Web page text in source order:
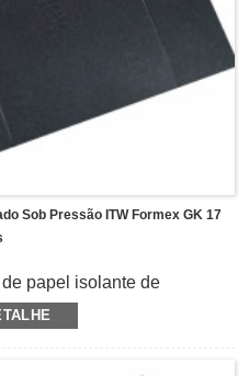
Sob Pressão ITW Formex GK 17
papel isolante de
0,017 pol. (0,43 mm) e
305 metros.Pertence à